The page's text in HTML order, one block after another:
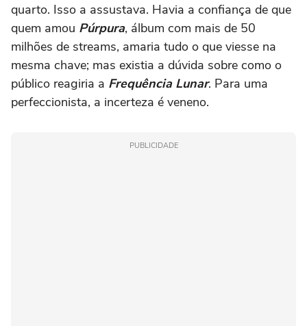
quarto. Isso a assustava. Havia a confiança de que
quem amou Púrpura, álbum com mais de 50
milhões de streams, amaria tudo o que viesse na
mesma chave; mas existia a dúvida sobre como o
público reagiria a Frequência Lunar. Para uma
perfeccionista, a incerteza é veneno.
PUBLICIDADE